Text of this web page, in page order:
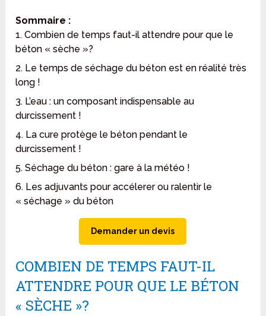
Sommaire :
1. Combien de temps faut-il attendre pour que le
béton « sèche »?
2. Le temps de séchage du béton est en réalité très
long !
3. L’eau : un composant indispensable au
durcissement !
4. La cure protège le béton pendant le
durcissement !
5. Séchage du béton : gare à la météo !
6. Les adjuvants pour accélerer ou ralentir le
« séchage » du béton
Demander un devis
COMBIEN DE TEMPS FAUT-IL
ATTENDRE POUR QUE LE BÉTON
« SÈCHE »?